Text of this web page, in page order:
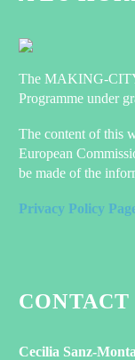
The MAKING-
Programme under
The content of this
European
be made of the
Privacy Policy
CONTACT
Cecilia Sanz-